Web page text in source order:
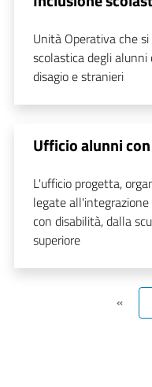
Unità Operativa che
scolastica degli
disagio e stranieri
Ufficio alunni
L'ufficio progetta,
legate
con disabilità, dalla
superiore
«